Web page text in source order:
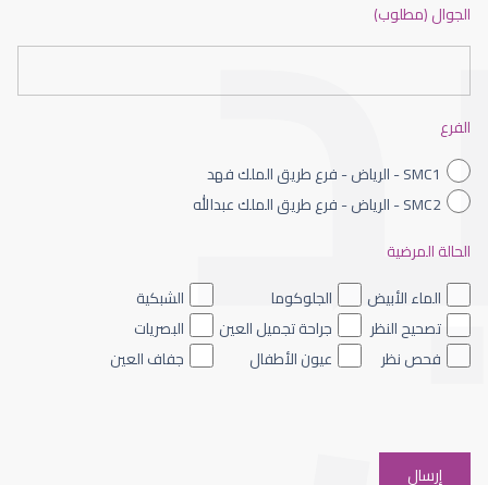
العدسات اللاصقة الصلبة
العدسات اللاصقة الطبية اليومية
الجوال (مطلوب)
الفرع
SMC1 - الرياض - فرع طريق الملك فهد
SMC2 - الرياض - فرع طريق الملك عبدالله
الحالة المرضية
الماء الأبيض
الجلوكوما
الشبكية
تصحيح النظر
جراحة تجميل العين
البصريات
فحص نظر
عيون الأطفال جفاف العين